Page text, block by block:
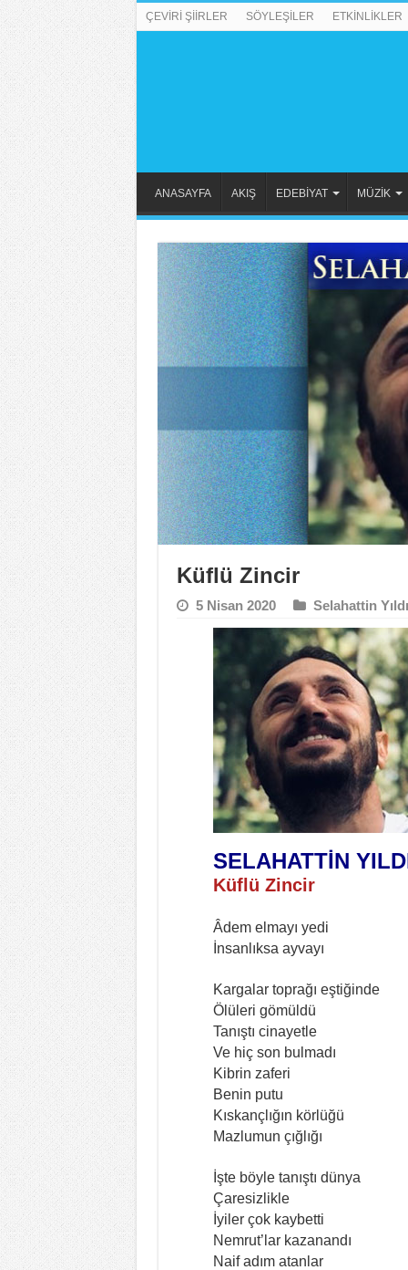
ÇEVİRİ ŞİİRLER SÖYLEŞİLER ETKİNLİKLER
ANASAYFA AKIŞ EDEBİYAT MÜZİK
Küflü Zincir
5 Nisan 2020 Selahattin
SELAHATTİN
Küflü Zincir
Âdem elmayı yedi
İnsanlıksa ayvayı
Kargalar toprağı eştiğinde
Ölüleri gömüldü
Tanıştı cinayetle
Ve hiç son bulmadı
Kibrin zaferi
Benin putu
Kıskançlığın körlüğü
Mazlumun çığlığı
İşte böyle tanıştı dünya
Çaresizlikle
İyiler çok kaybetti
Nemrut’lar kazanandı
Naif adım atanlar